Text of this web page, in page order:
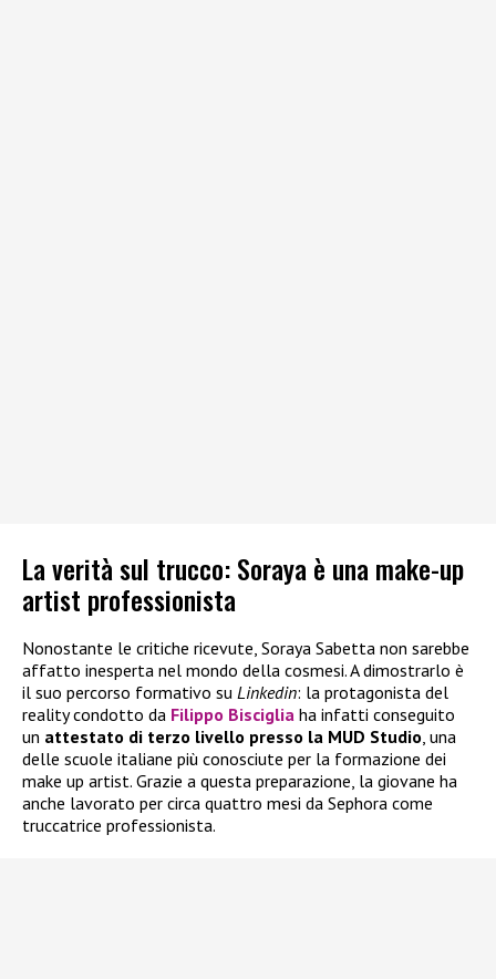
La verità sul trucco: Soraya è una make-up
artist professionista
Nonostante le critiche ricevute, Soraya Sabetta non sarebbe
affatto inesperta nel mondo della cosmesi. A dimostrarlo è
il suo percorso formativo su Linkedin: la protagonista del
reality condotto da Filippo Bisciglia ha infatti conseguito
un attestato di terzo livello presso la MUD Studio, una
delle scuole italiane più conosciute per la formazione dei
make up artist. Grazie a questa preparazione, la giovane ha
anche lavorato per circa quattro mesi da Sephora come
truccatrice professionista.